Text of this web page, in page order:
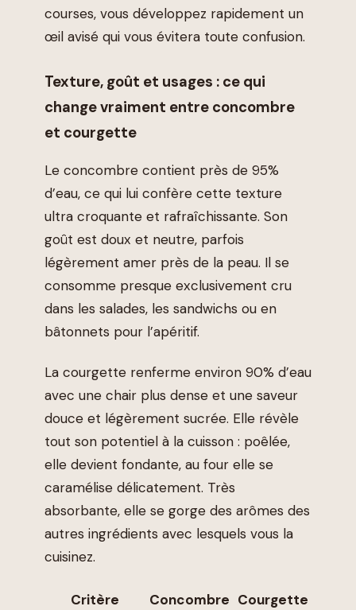
courses, vous développez rapidement un
œil avisé qui vous évitera toute confusion.
Texture, goût et usages : ce qui
change vraiment entre concombre
et courgette
Le concombre contient près de 95%
d’eau, ce qui lui confère cette texture
ultra croquante et rafraîchissante. Son
goût est doux et neutre, parfois
légèrement amer près de la peau. Il se
consomme presque exclusivement cru
dans les salades, les sandwichs ou en
bâtonnets pour l’apéritif.
La courgette renferme environ 90% d’eau
avec une chair plus dense et une saveur
douce et légèrement sucrée. Elle révèle
tout son potentiel à la cuisson : poêlée,
elle devient fondante, au four elle se
caramélise délicatement. Très
absorbante, elle se gorge des arômes des
autres ingrédients avec lesquels vous la
cuisinez.
Critère Concombre Courgette